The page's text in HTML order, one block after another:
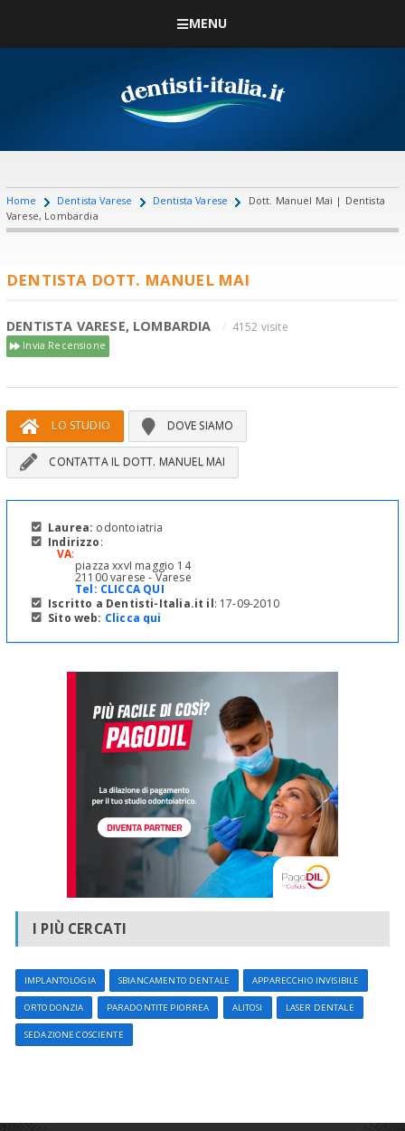
MENU
Home Dentista Varese Dentista Varese
Dott. Manuel Mai | Dentista
Varese, Lombardia
DENTISTA DOTT. MANUEL MAI
DENTISTA VARESE, LOMBARDIA 4152 visite
Invia Recensione
LO STUDIO DOVE SIAMO
CONTATTA IL DOTT. MANUEL MAI
Laurea: odontoiatria
Indirizzo:
VA:
piazza xxvI maggio 14
21100 varese - Varese
Tel: CLICCA QUI
Iscritto a Dentisti-Italia.it il: 17-09-2010
Sito web: Clicca qui
I PIÙ CERCATI
IMPLANTOLOGIA SBIANCAMENTO DENTALE APPARECCHIO INVISIBILE
ORTODONZIA PARADONTITE PIORREA ALITOSI LASER DENTALE
SEDAZIONE COSCIENTE